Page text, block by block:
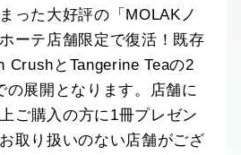
った大好評の「MOLAKノ
ーテ店舗限定で復活！既存
CrushとTangerine Teaの2
の展開となります。店舗に
ご購入の方に1冊プレゼン
取り扱いのない店舗がござ